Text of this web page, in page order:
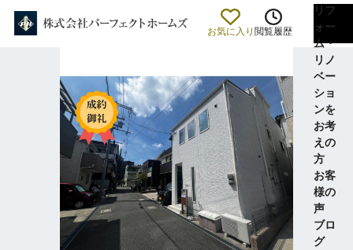
お気に入り 閲覧履歴
リフ
ォー
ム・
リノ
ベー
ショ
ンを
お考
えの
方
お客
様の
声
ブロ
グ